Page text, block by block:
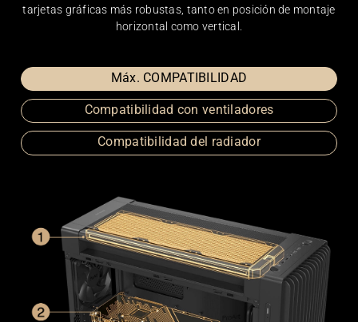
tarjetas gráficas más robustas, tanto en posición de montaje
horizontal como vertical.
Máx. COMPATIBILIDAD
Compatibilidad con ventiladores
Compatibilidad del radiador